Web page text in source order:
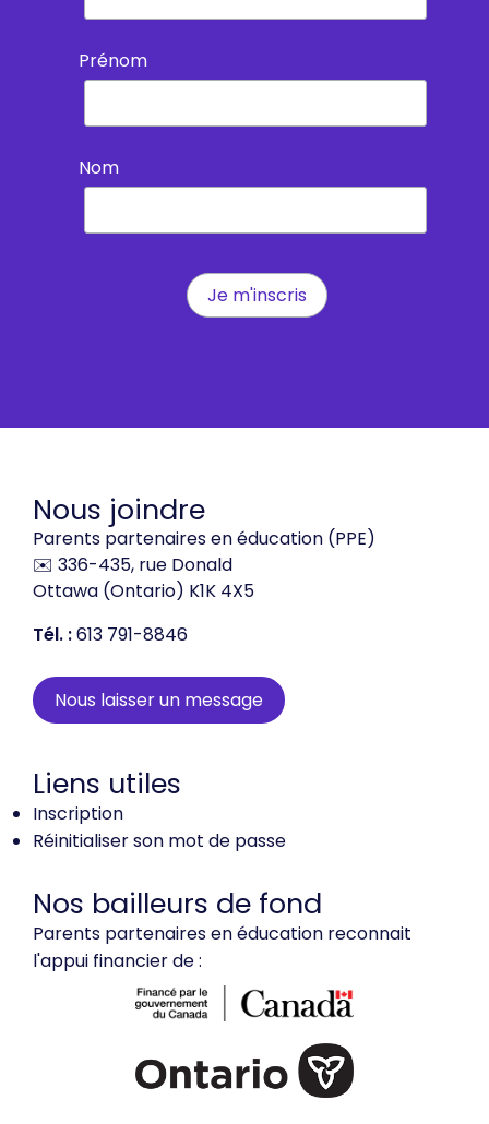
Prénom
Nom
Nous joindre
Parents partenaires en éducation (PPE)
✉️ 336-435, rue Donald
Ottawa (Ontario) K1K 4X5
Tél. :613 791-8846
Nous laisser un message
Liens utiles
Inscription
Réinitialiser son mot de passe
Nos bailleurs de fond
Parents partenaires en éducation reconnait
l'appui financier de :